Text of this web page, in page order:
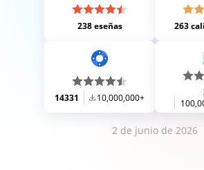
238 eseñas 263
14331 10,000,000+
2 de junio de 2026